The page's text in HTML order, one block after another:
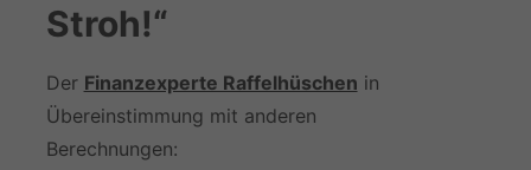
Stroh!“
Der Finanzexperte Raffelhüschen in
Übereinstimmung mit anderen
Berechnungen: